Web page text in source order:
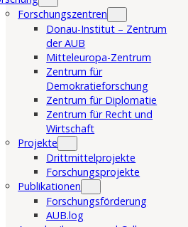
Forschungszentren
Donau-Institut – Zentrum
der AUB
Mitteleuropa-Zentrum
Zentrum für
Demokratieforschung
Zentrum für Diplomatie
Zentrum für Recht und
Wirtschaft
Projekte
Drittmittelprojekte
Forschungsprojekte
Publikationen
Forschungsförderung
AUB.log